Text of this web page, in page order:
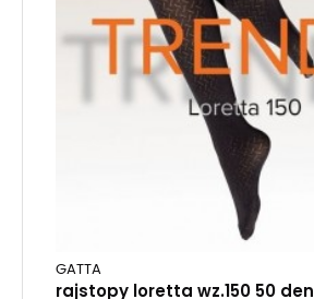
GATTA
rajstopy loretta wz.150 50 den